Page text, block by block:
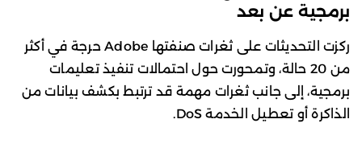
برمجية عن بعد
ركزت التحديثات على ثغرات صنفتها Adobe حرجة في أكثر
من 20 حالة، وتمحورت حول احتمالات تنفيذ تعليمات
برمجية، إلى جانب ثغرات مهمة قد ترتبط بكشف بيانات من
الذاكرة أو تعطيل الخدمة DoS.